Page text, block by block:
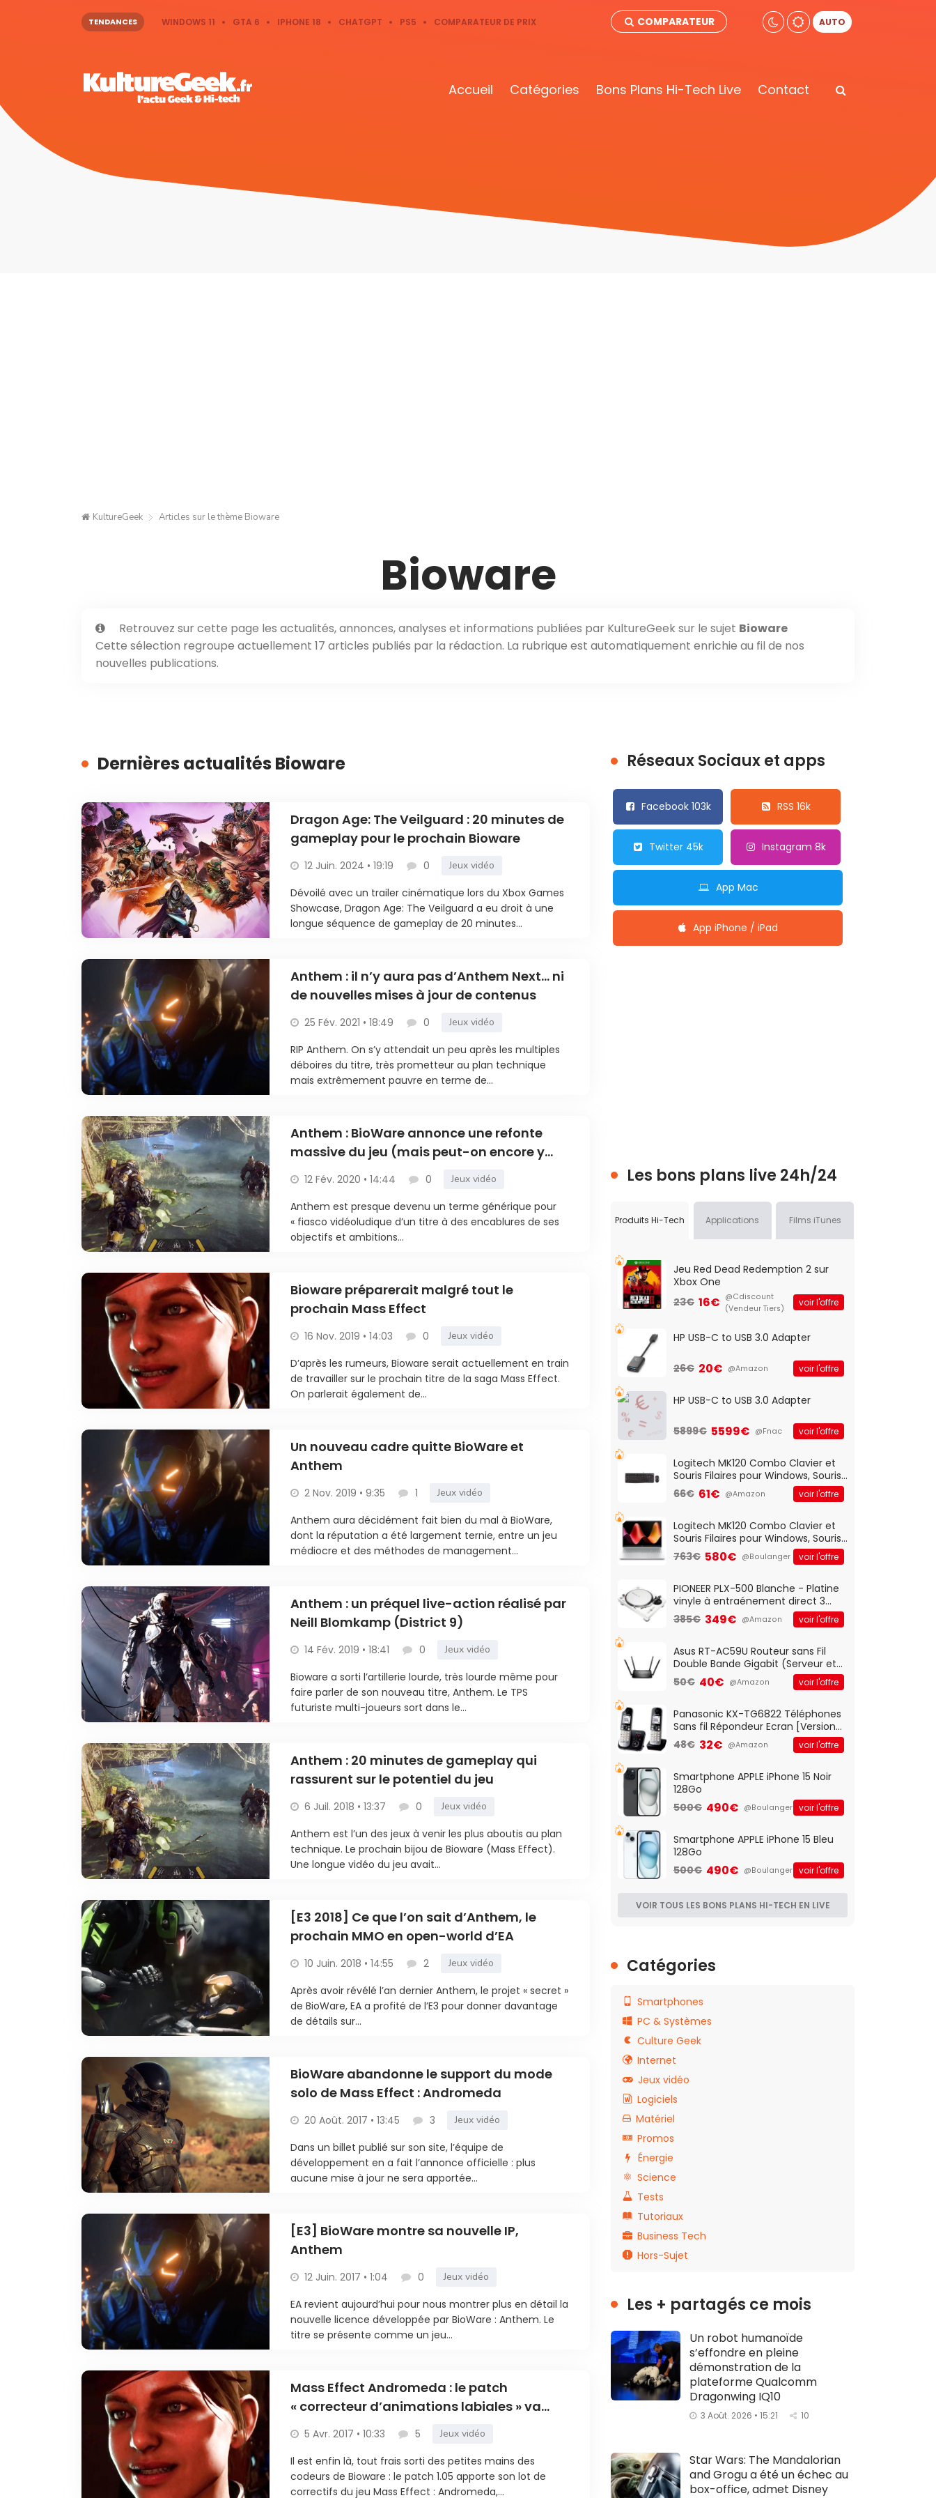
TENDANCES WINDOWS 11 GTA 6 IPHONE 18 CHATGPT PS5 COMPARATEUR DE PRIX COMPARATEUR AUTO
Accueil Catégories Bons Plans Hi-Tech Live Contact
KultureGeek Articles sur le thème Bioware
Bioware
Retrouvez sur cette page les actualités, annonces, analyses et informations publiées par KultureGeek sur le sujet Bioware
Cette sélection regroupe actuellement 17 articles publiés par la rédaction. La rubrique est automatiquement enrichie au fil de nos
nouvelles publications.
Dernières actualités Bioware
Dragon Age: The Veilguard : 20 minutes de
gameplay pour le prochain Bioware
12 Juin. 2024 • 19:19 0 Jeux vidéo
Dévoilé avec un trailer cinématique lors du Xbox Games
Showcase, Dragon Age: The Veilguard a eu droit à une
longue séquence de gameplay de 20 minutes...
Anthem : il n’y aura pas d’Anthem Next… ni
de nouvelles mises à jour de contenus
25 Fév. 2021 • 18:49 0 Jeux vidéo
RIP Anthem. On s’y attendait un peu après les multiples
déboires du titre, très prometteur au plan technique
mais extrêmement pauvre en terme de...
Anthem : BioWare annonce une refonte
massive du jeu (mais peut-on encore y
12 Fév. 2020 • 14:44 0 Jeux vidéo
Anthem est presque devenu un terme générique pour
« fiasco vidéoludique d’un titre à des encablures de ses
objectifs et ambitions...
Bioware préparerait malgré tout le
prochain Mass Effect
16 Nov. 2019 • 14:03 0 Jeux vidéo
D’après les rumeurs, Bioware serait actuellement en train
de travailler sur le prochain titre de la saga Mass Effect.
On parlerait également de...
Un nouveau cadre quitte BioWare et
Anthem
2 Nov. 2019 • 9:35 1 Jeux vidéo
Anthem aura décidément fait bien du mal à BioWare,
dont la réputation a été largement ternie, entre un jeu
médiocre et des méthodes de management...
Anthem : un préquel live-action réalisé par
Neill Blomkamp (District 9)
14 Fév. 2019 • 18:41 0 Jeux vidéo
Bioware a sorti l’artillerie lourde, très lourde même pour
faire parler de son nouveau titre, Anthem. Le TPS
futuriste multi-joueurs sort dans le...
Anthem : 20 minutes de gameplay qui
rassurent sur le potentiel du jeu
6 Juil. 2018 • 13:37 0 Jeux vidéo
Anthem est l’un des jeux à venir les plus aboutis au plan
technique. Le prochain bijou de Bioware (Mass Effect).
Une longue vidéo du jeu avait...
[E3 2018] Ce que l’on sait d’Anthem, le
prochain MMO en open-world d’EA
10 Juin. 2018 • 14:55 2 Jeux vidéo
Après avoir révélé l’an dernier Anthem, le projet « secret »
de BioWare, EA a profité de l’E3 pour donner davantage
de détails sur...
BioWare abandonne le support du mode
solo de Mass Effect : Andromeda
20 Août. 2017 • 13:45 3 Jeux vidéo
Dans un billet publié sur son site, l’équipe de
développement en a fait l’annonce officielle : plus
aucune mise à jour ne sera apportée...
[E3] BioWare montre sa nouvelle IP,
Anthem
12 Juin. 2017 • 1:04 0 Jeux vidéo
EA revient aujourd’hui pour nous montrer plus en détail la
nouvelle licence développée par BioWare : Anthem. Le
titre se présente comme un jeu...
Mass Effect Andromeda : le patch
« correcteur d’animations labiales » va
5 Avr. 2017 • 10:33 5 Jeux vidéo
Il est enfin là, tout frais sorti des petites mains des
codeurs de Bioware : le patch 1.05 apporte son lot de
correctifs du jeu Mass Effect : Andromeda,...
Réseaux Sociaux et apps
Facebook 103k RSS 16k
Twitter 45k Instagram 8k
App Mac
App iPhone / iPad
Les bons plans live 24h/24
Produits Hi-Tech Applications Films iTunes
Jeu Red Dead Redemption 2 sur
Xbox One
23€ 16€ @Cdiscount
(Vendeur Tiers)
voir l'offre
HP USB-C to USB 3.0 Adapter
26€ 20€ @Amazon voir l'offre
HP USB-C to USB 3.0 Adapter
5899€ 5599€ @Fnac voir l'offre
Logitech MK120 Combo Clavier et
Souris Filaires pour Windows, Souris
Optique Filaire, Connexion USB Plug
And Play, Confortable, Taille
QWERTY UK - Noir
66€ 61€ @Amazon voir l'offre
Logitech MK120 Combo Clavier et
Souris Filaires pour Windows, Souris
Optique Filaire, Connexion USB Plug
And Play, Confortable, Taille
QWERTY UK - Noir
763€ 580€ @Boulanger voir l'offre
PIONEER PLX-500 Blanche - Platine
vinyle à entraénement direct 3
vitesses (33-45-78 trs/min) avec
pre-ampli intégré et port USB
385€ 349€ @Amazon voir l'offre
Asus RT-AC59U Routeur sans Fil
Double Bande Gigabit (Serveur et
Client VPN, Triple Vlan, Mode Point
d'accès et Bridge, contrôle
50€ 40€ @Amazon voir l'offre
Panasonic KX-TG6822 Téléphones
Sans fil Répondeur Ecran [Version
Française]
48€ 32€ @Amazon voir l'offre
Smartphone APPLE iPhone 15 Noir
128Go
500€ 490€ @Boulanger voir l'offre
Smartphone APPLE iPhone 15 Bleu
128Go
500€ 490€ @Boulanger voir l'offre
VOIR TOUS LES BONS PLANS HI-TECH EN LIVE
Catégories
Smartphones
PC & Systèmes
Culture Geek
Internet
Jeux vidéo
Logiciels
Matériel
Promos
Énergie
Science
Tests
Tutoriaux
Business Tech
Hors-Sujet
Les + partagés ce mois
Un robot humanoïde
s’effondre en pleine
démonstration de la
plateforme Qualcomm
Dragonwing IQ10
3 Août. 2026 • 15:21 10
Star Wars: The Mandalorian
and Grogu a été un échec au
box-office, admet Disney